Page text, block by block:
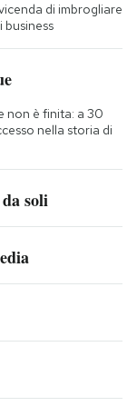
di imbrogliare
business
non è finita: a 30
nella storia di
soli